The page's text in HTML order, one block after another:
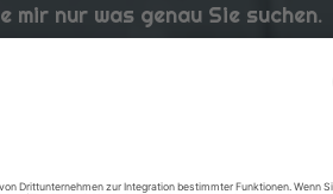
mir nur was genau Sie suchen.
auch nach